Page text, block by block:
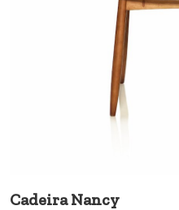
Cadeira Nancy